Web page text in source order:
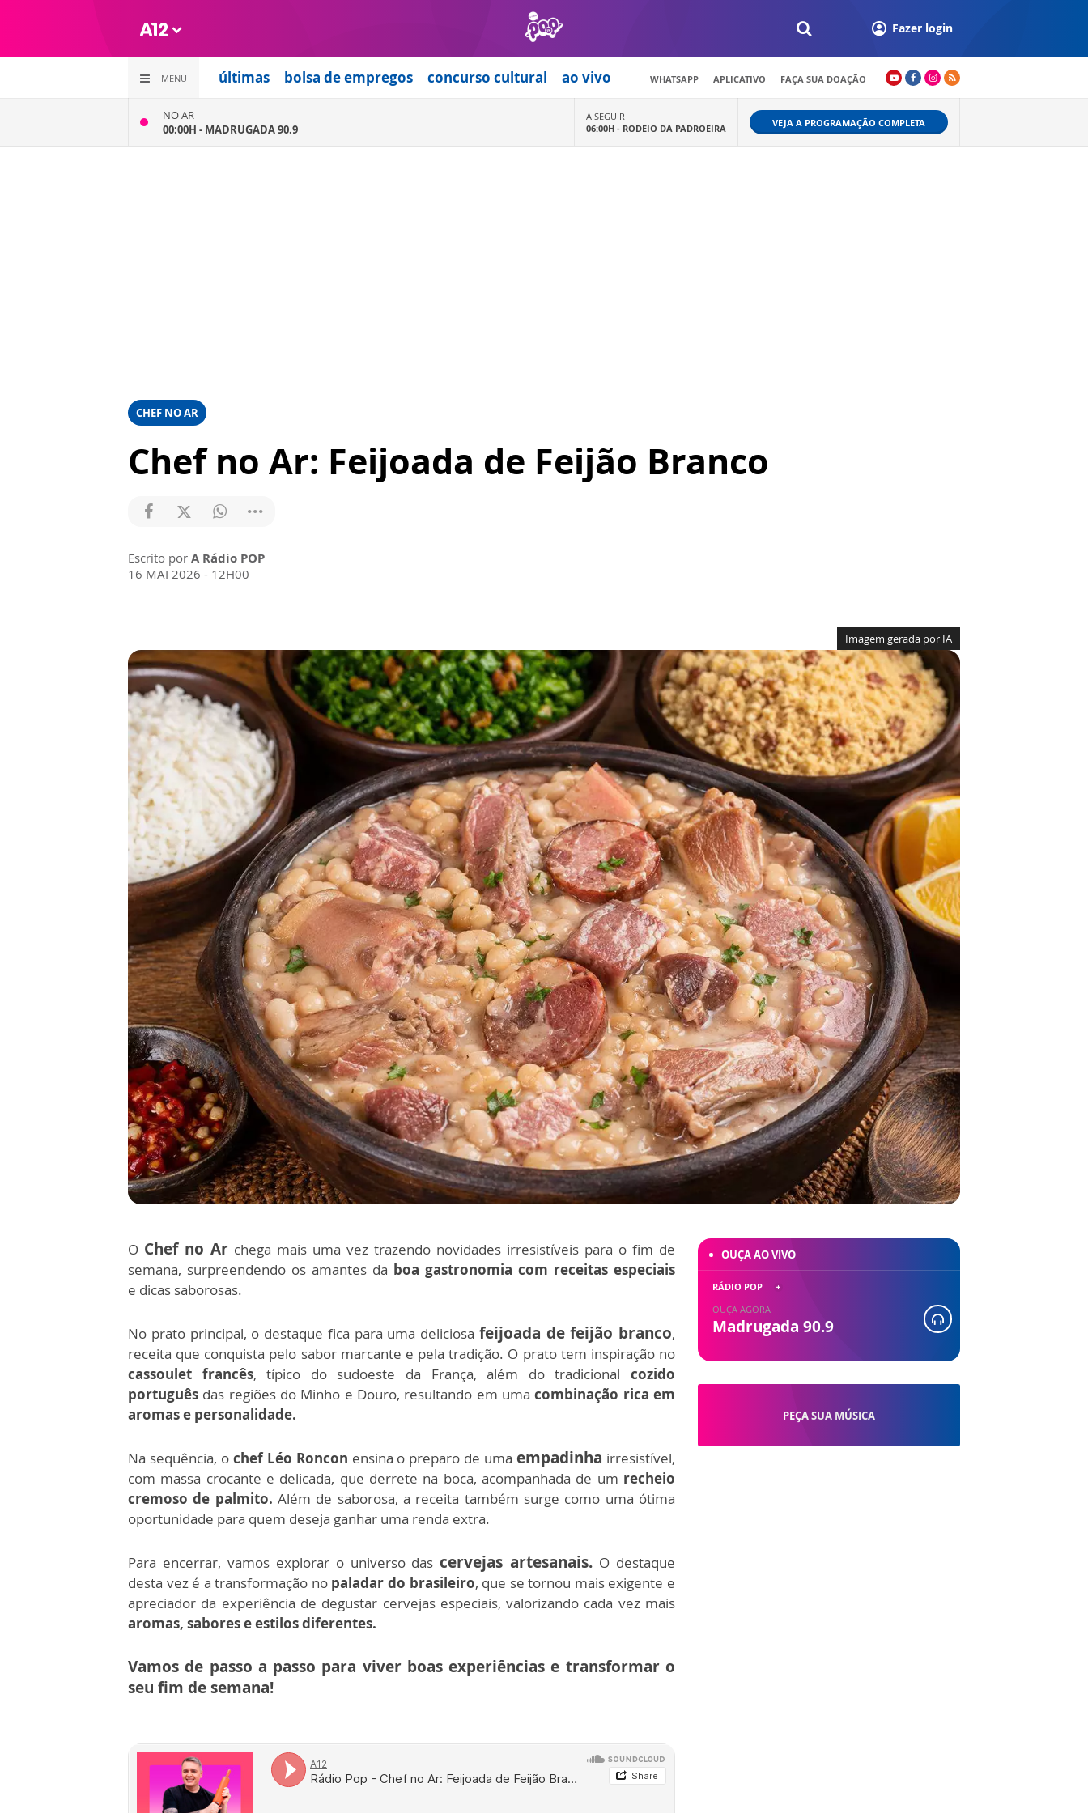
Fazer login
MENU últimas bolsa de empregos concurso cultural ao vivo WHATSAPP APLICATIVO FAÇA SUA DOAÇÃO
NO AR
00:00H - MADRUGADA 90.9
A SEGUIR
06:00H - RODEIO DA PADROEIRA VEJA A PROGRAMAÇÃO COMPLETA
CHEF NO AR
Chef no Ar: Feijoada de Feijão Branco
Escrito por A Rádio POP
16 MAI 2026 - 12H00
Imagem gerada por IA
O Chef no Ar chega mais uma vez trazendo novidades irresistíveis para o fim de
semana, surpreendendo os amantes da boa gastronomia com receitas especiais
e dicas saborosas.
No prato principal, o destaque fica para uma deliciosa feijoada de feijão branco,
receita que conquista pelo sabor marcante e pela tradição. O prato tem inspiração no
cassoulet francês, típico do sudoeste da França, além do tradicional cozido
português das regiões do Minho e Douro, resultando em umacombinação rica em
aromas e personalidade.
Na sequência, o chef Léo Roncon ensina o preparo de uma empadinha irresistível,
com massa crocante e delicada, que derrete na boca, acompanhada de um recheio
cremoso de palmito. Além de saborosa, a receita também surge como uma ótima
oportunidade para quem deseja ganhar uma renda extra.
Para encerrar, vamos explorar o universo dascervejas artesanais. O destaque
desta vez é a transformação no paladar do brasileiro, que se tornou mais exigente e
apreciador da experiência de degustar cervejas especiais, valorizando cada vez mais
aromas, sabores e estilos diferentes.
Vamos de passo a passo para viver boas experiências e transformar o
seu fim de semana!
PEÇA SUA MÚSICA
OUÇA AO VIVO
RÁDIO POP
OUÇA AGORA
Madrugada 90.9